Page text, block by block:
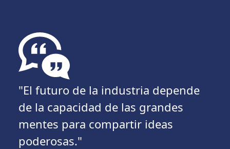
"El futuro de la industria depende
de la capacidad de las grandes
mentes para compartir ideas
poderosas."